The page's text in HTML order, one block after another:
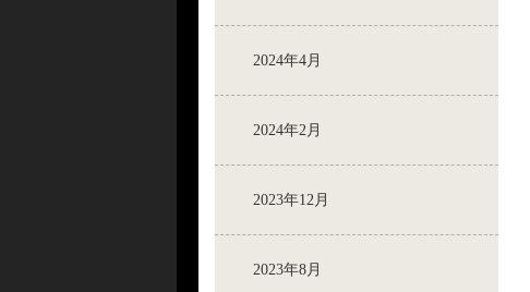
2024年4月
2024年2月
2023年12月
2023年8月